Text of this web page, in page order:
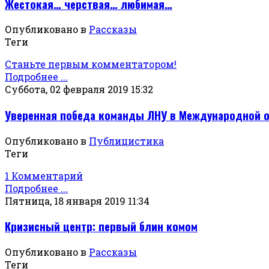
Жестокая… черствая… любимая…
Опубликовано в Рассказы
Теги
Станьте первым комментатором!
Подробнее ...
Суббота, 02 февраля 2019 15:32
Уверенная победа команды ЛНУ в Международной
Опубликовано в Публицистика
Теги
1 Комментарий
Подробнее ...
Пятница, 18 января 2019 11:34
Кризисный центр: первый блин комом
Опубликовано в Рассказы
Теги